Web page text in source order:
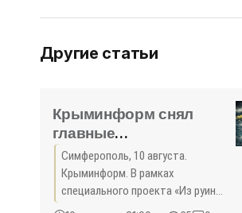
Другие статьи
Крыминформ снял
главные
достопримечательности
Севастополя на видео в
формате 360° -
«Общество Крыма»
Симферополь, 10 августа.
Крыминформ. В рамках
специального проекта «Из руин
возрожденный», посвященного